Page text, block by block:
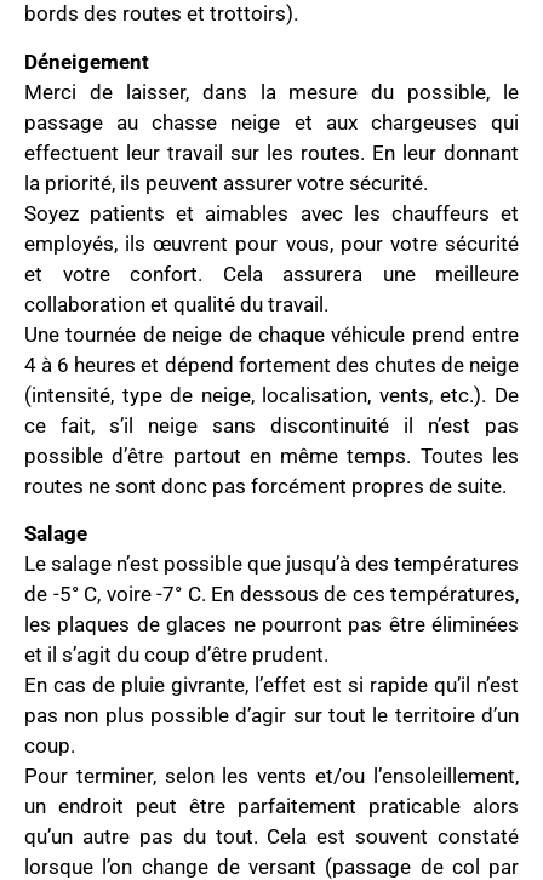
bords des routes et trottoirs).
Déneigement
Merci de laisser, dans la mesure du possible, le
passage au chasse neige et aux chargeuses qui
effectuent leur travail sur les routes. En leur donnant
la priorité, ils peuvent assurer votre sécurité.
Soyez patients et aimables avec les chauffeurs et
employés, ils œuvrent pour vous, pour votre sécurité
et votre confort. Cela assurera une meilleure
collaboration et qualité du travail.
Une tournée de neige de chaque véhicule prend entre
4 à 6 heures et dépend fortement des chutes de neige
(intensité, type de neige, localisation, vents, etc.). De
ce fait, s’il neige sans discontinuité il n’est pas
possible d’être partout en même temps. Toutes les
routes ne sont donc pas forcément propres de suite.
Salage
Le salage n’est possible que jusqu’à des températures
de -5° C, voire -7° C. En dessous de ces températures,
les plaques de glaces ne pourront pas être éliminées
et il s’agit du coup d’être prudent.
En cas de pluie givrante, l’effet est si rapide qu’il n’est
pas non plus possible d’agir sur tout le territoire d’un
coup.
Pour terminer, selon les vents et/ou l’ensoleillement,
un endroit peut être parfaitement praticable alors
qu’un autre pas du tout. Cela est souvent constaté
lorsque l’on change de versant (passage de col par